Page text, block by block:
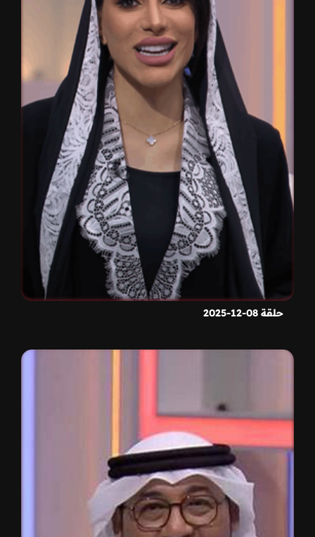
حلقة 08-12-2025